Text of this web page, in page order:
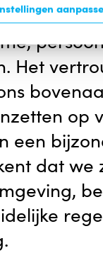
Het
op
een
dat we